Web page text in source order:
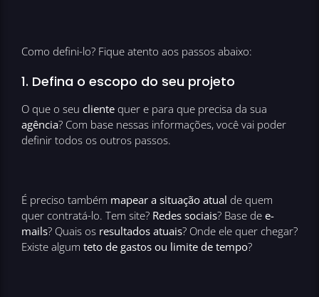
Como defini-lo? Fique atento aos passos abaixo:
1. Defina o escopo do seu projeto
O que o seu cliente quer e para que precisa da sua
agência? Com base nessas informações, você vai poder
definir todos os outros passos.
É preciso também mapear a situação atual de quem
quer contratá-lo. Tem site? Redes sociais? Base de e-
mails? Quais os resultados atuais? Onde ele quer chegar?
Existe algum teto de gastos ou limite de tempo?